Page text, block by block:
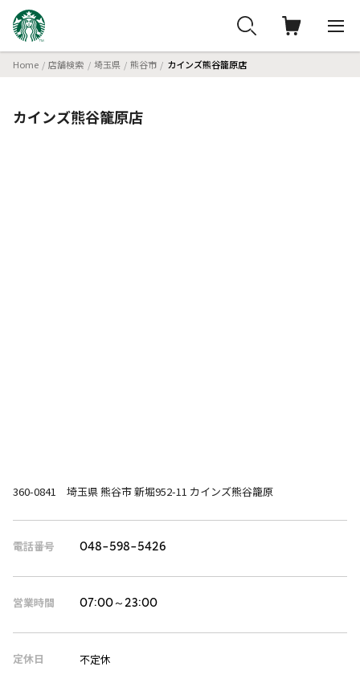
Home 店舗検索 埼玉県 熊谷市 カインズ熊谷籠原店
カインズ熊谷籠原店
360-0841 埼玉県 熊谷市 新堀952-11 カインズ熊谷籠原
電話番号 048-598-5426
営業時間 07:00～23:00
定休日 不定休